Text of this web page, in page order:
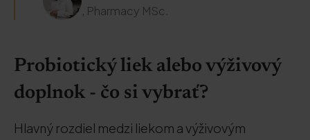
, Pharmacy MSc.
Probiotický liek alebo výživový
doplnok - čo si vybrať?
Hlavný rozdiel medzi liekom a výživovým